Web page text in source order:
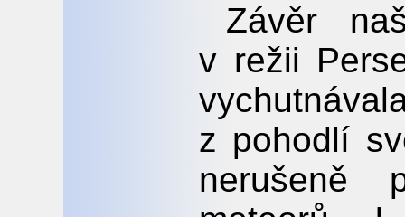
Závěr
v režii
z pohodlí
nerušeně